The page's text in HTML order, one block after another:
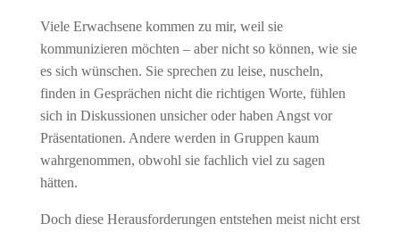
Viele Erwachsene kommen zu mir, weil sie
kommunizieren möchten – aber nicht so können, wie sie
es sich wünschen. Sie sprechen zu leise, nuscheln,
finden in Gesprächen nicht die richtigen Worte, fühlen
sich in Diskussionen unsicher oder haben Angst vor
Präsentationen. Andere werden in Gruppen kaum
wahrgenommen, obwohl sie fachlich viel zu sagen
hätten.
Doch diese Herausforderungen entstehen meist nicht erst